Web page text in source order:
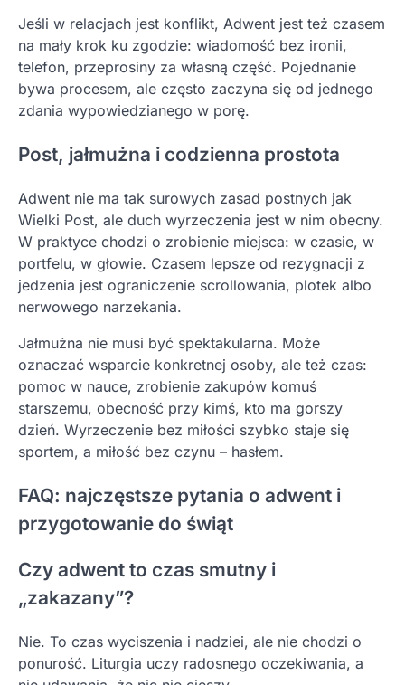
Jeśli w relacjach jest konflikt, Adwent jest też czasem
na mały krok ku zgodzie: wiadomość bez ironii,
telefon, przeprosiny za własną część. Pojednanie
bywa procesem, ale często zaczyna się od jednego
zdania wypowiedzianego w porę.
Post, jałmużna i codzienna prostota
Adwent nie ma tak surowych zasad postnych jak
Wielki Post, ale duch wyrzeczenia jest w nim obecny.
W praktyce chodzi o zrobienie miejsca: w czasie, w
portfelu, w głowie. Czasem lepsze od rezygnacji z
jedzenia jest ograniczenie scrollowania, plotek albo
nerwowego narzekania.
Jałmużna nie musi być spektakularna. Może
oznaczać wsparcie konkretnej osoby, ale też czas:
pomoc w nauce, zrobienie zakupów komuś
starszemu, obecność przy kimś, kto ma gorszy
dzień. Wyrzeczenie bez miłości szybko staje się
sportem, a miłość bez czynu – hasłem.
FAQ: najczęstsze pytania o adwent i
przygotowanie do świąt
Czy adwent to czas smutny i
„zakazany”?
Nie. To czas wyciszenia i nadziei, ale nie chodzi o
ponurość. Liturgia uczy radosnego oczekiwania, a